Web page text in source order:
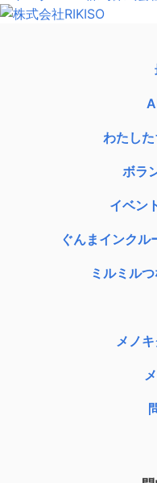
わたし
ボラ
イベン
ぐんまインク
ミルミル
メノ